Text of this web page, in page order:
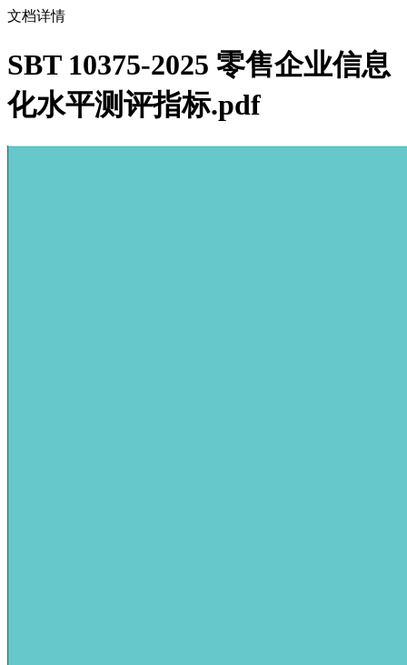
文档详情
SBT 10375-2025 零售企业信息
化水平测评指标.pdf